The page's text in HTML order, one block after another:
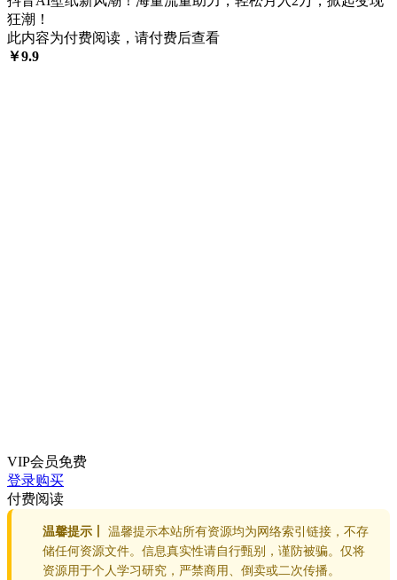
狂潮！
此内容为付费阅读，请付费后查看
￥9.9
VIP会员免费
登录购买
付费阅读
温馨提示丨
温馨提示本站所有资源均为网络索引链接，不存
储任何资源文件。信息真实性请自行甄别，谨防被骗。仅将
资源用于个人学习研究，严禁商用、倒卖或二次传播。